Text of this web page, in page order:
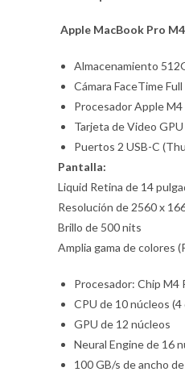
Apple MacBook Pro
Almacenamiento
Cámara FaceTime
ProcesadorApple
Tarjeta de Video
Puertos 2 USB-C
Pantalla:
Liquid Retina de 14
Resolución de 2560 x
Brillo de 500 nits
Amplia gama de colores
Procesador: Chip M4
CPU de 10 núcleos
GPU de 12 núcleos
Neural Engine de 16
100 GB/s de ancho